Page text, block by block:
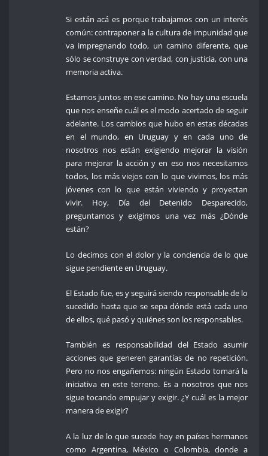
Si están acá es porque trabajamos con un interés
común: contraponer a la cultura de impunidad que
va impregnando todo, un camino diferente, que
sólo se construye con verdad, con justicia, con una
memoria activa.
Estamos juntos en ese camino. No hay una escuela
que nos enseñe cuál es el modo acertado de seguir
adelante. Los cambios que hubo en estas décadas
en el mundo, en Uruguay y en cada uno de
nosotros nos están exigiendo mejorar la visión
para mejorar la acción y en eso nos necesitamos
todos, los más viejos con lo que vivimos, los más
jóvenes con lo que están viviendo y proyectan
vivir. Hoy, Día del Detenido Desparecido,
preguntamos y exigimos una vez más ¿Dónde
están?
Lo decimos con el dolor y la conciencia de lo que
sigue pendiente en Uruguay.
El Estado fue, es y seguirá siendo responsable de lo
sucedido hasta que se sepa dónde está cada uno
de ellos, qué pasó y quiénes son los responsables.
También es responsabilidad del Estado asumir
acciones que generen garantías de no repetición.
Pero no nos engañemos: ningún Estado tomará la
iniciativa en este terreno. Es a nosotros que nos
sigue tocando empujar y exigir. ¿Y cuál es la mejor
manera de exigir?
A la luz de lo que sucede hoy en países hermanos
como Argentina, México o Colombia, donde a